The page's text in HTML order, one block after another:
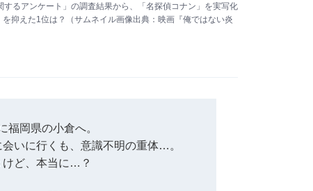
るアンケート」の調査結果から、「名探偵コナン」を実写化
抑えた1位は？（サムネイル画像出典：映画『俺ではない炎
福岡県の小倉へ。
いに行くも、意識不明の重体…。
けど、本当に…？